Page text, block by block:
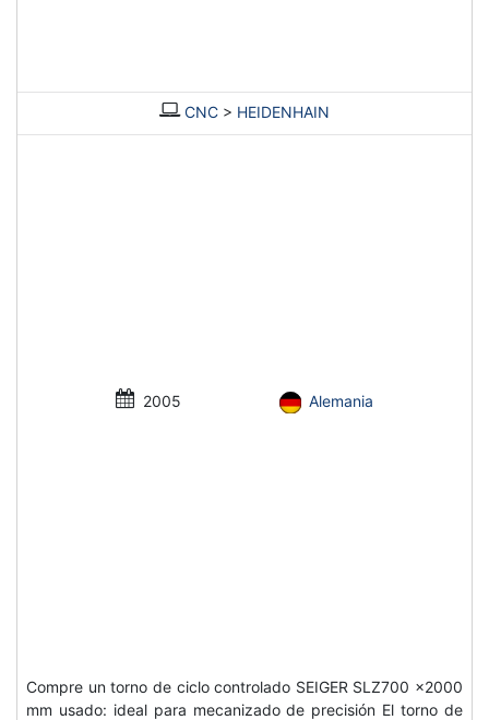
CNC > HEIDENHAIN
2005 Alemania
Compre un torno de ciclo controlado SEIGER SLZ700 x2000
mm usado: ideal para mecanizado de precisión El torno de